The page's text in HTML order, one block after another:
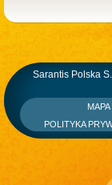
Sarantis Polska
POLITYKA